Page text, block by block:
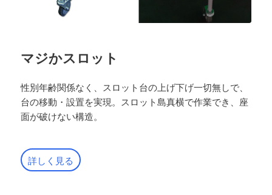
マジかスロット
性別年齢関係なく、スロット台の上げ下げ一切無しで、
台の移動・設置を実現。スロット島真横で作業でき、座
面が破けない構造。
詳しく見る